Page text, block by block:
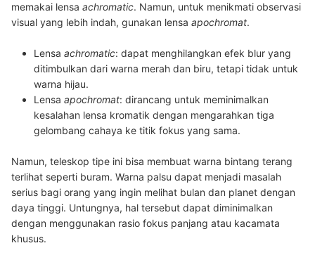
memakai lensa achromatic. Namun, untuk menikmati observasi
visual yang lebih indah, gunakan lensa apochromat.
Lensa achromatic: dapat menghilangkan efek blur yang
ditimbulkan dari warna merah dan biru, tetapi tidak untuk
warna hijau.
Lensa apochromat: dirancang untuk meminimalkan
kesalahan lensa kromatik dengan mengarahkan tiga
gelombang cahaya ke titik fokus yang sama.
Namun, teleskop tipe ini bisa membuat warna bintang terang
terlihat seperti buram. Warna palsu dapat menjadi masalah
serius bagi orang yang ingin melihat bulan dan planet dengan
daya tinggi. Untungnya, hal tersebut dapat diminimalkan
dengan menggunakan rasio fokus panjang atau kacamata
khusus.